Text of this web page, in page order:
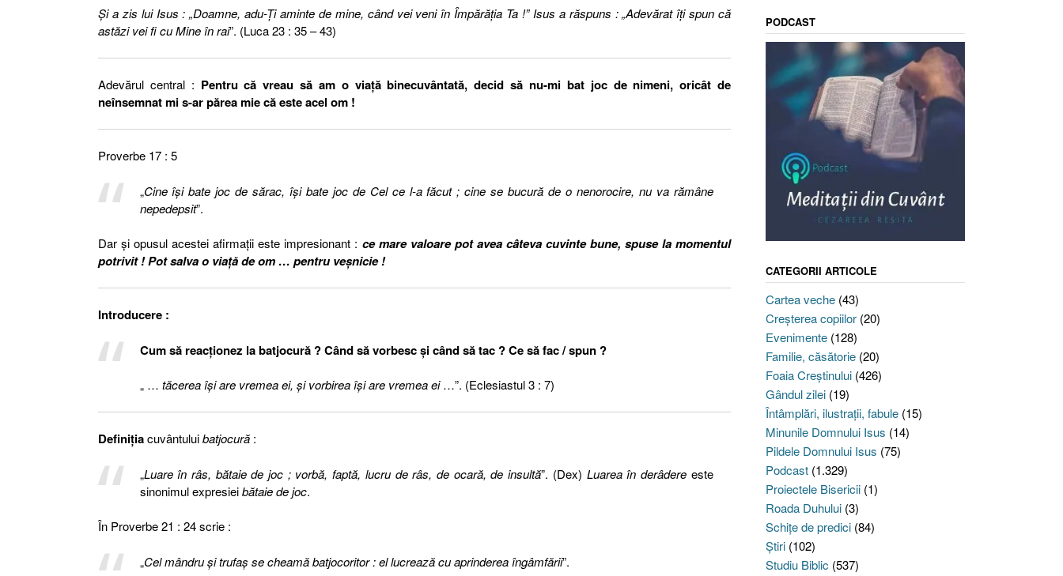
Şi a zis lui Isus : „Doamne, adu-Ţi aminte de mine, când vei veni în Împărăţia Ta !” Isus a răspuns : „Adevărat îţi spun că
astăzi vei fi cu Mine în rai”. (Luca 23 : 35 – 43)
Adevărul central : Pentru că vreau să am o viaţă binecuvântată, decid să nu-mi bat joc de nimeni, oricât de
neînsemnat mi s-ar părea mie că este acel om !
Proverbe 17 : 5
„Cine îşi bate joc de sărac, îşi bate joc de Cel ce l-a făcut ; cine se bucură de o nenorocire, nu va rămâne
nepedepsit”.
Dar şi opusul acestei afirmaţii este impresionant : ce mare valoare pot avea câteva cuvinte bune, spuse la momentul
potrivit ! Pot salva o viaţă de om … pentru veşnicie !
Introducere :
Cum să reacţionez la batjocură ? Când să vorbesc şi când să tac ? Ce să fac / spun ?
„ … tăcerea îşi are vremea ei, şi vorbirea îşi are vremea ei…”. (Eclesiastul 3 : 7)
Definiţiacuvântuluibatjocură :
„Luare în râs, bătaie de joc ; vorbă, faptă, lucru de râs, de ocară, de insultă”. (Dex) Luarea în derâdereeste
sinonimul expresieibătaie de joc.
În Proverbe 21 : 24 scrie :
„Cel mândru şi trufaş se cheamă batjocoritor : el lucrează cu aprinderea îngâmfării”.
PODCAST
CATEGORII ARTICOLE
Cartea veche(43)
Creşterea copiilor(20)
Evenimente(128)
Familie, căsătorie(20)
Foaia Creştinului(426)
Gândul zilei(19)
Întâmplări, ilustraţii, fabule(15)
Minunile Domnului Isus (14)
Pildele Domnului Isus (75)
Podcast(1.329)
Proiectele Bisericii(1)
Roada Duhului(3)
Schiţe de predici(84)
Ştiri(102)
Studiu Biblic (537)